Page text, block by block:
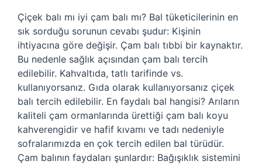
Çiçek balı mı iyi çam balı mı? Bal tüketicilerinin en
sık sorduğu sorunun cevabı şudur: Kişinin
ihtiyacına göre değişir. Çam balı tıbbi bir kaynaktır.
Bu nedenle sağlık açısından çam balı tercih
edilebilir. Kahvaltıda, tatlı tarifinde vs.
kullanıyorsanız. Gıda olarak kullanıyorsanız çiçek
balı tercih edilebilir. En faydalı bal hangisi? Arıların
kaliteli çam ormanlarında ürettiği çam balı koyu
kahverengidir ve hafif kıvamı ve tadı nedeniyle
sofralarımızda en çok tercih edilen bal türüdür.
Çam balının faydaları şunlardır: Bağışıklık sistemini